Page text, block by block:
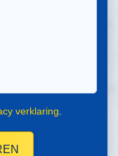
verklaring